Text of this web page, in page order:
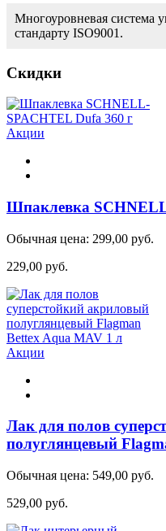
Многоуровневая система
стандарту ISO9001.
Скидки
Акции
Шпаклевка
Обычная цена: 299,00 руб.
229,00 руб.
Акции
Лак для полов
полуглянцевый
Обычная цена: 549,00 руб.
529,00 руб.